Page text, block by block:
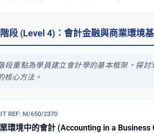
段 (Level 4)：會計金融與商業環境
段重點為學員建立會計學的基本框架，探
核心方法。
REF: M/650/2370
環境中的會計 (Accounting in a Business